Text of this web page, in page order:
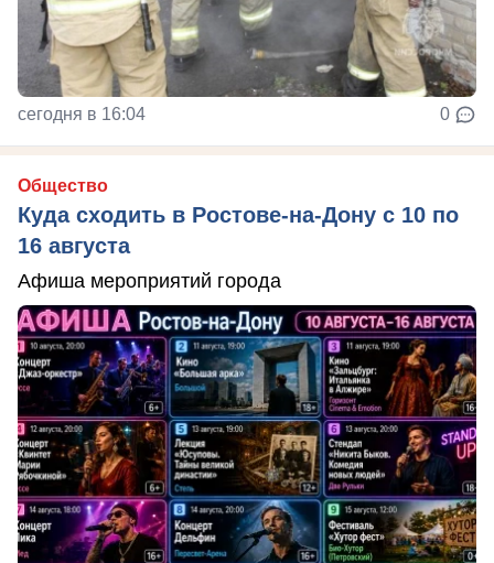
сегодня в 16:04 0
Общество
Куда сходить в Ростове-на-Дону с 10 по
16 августа
Афиша мероприятий города